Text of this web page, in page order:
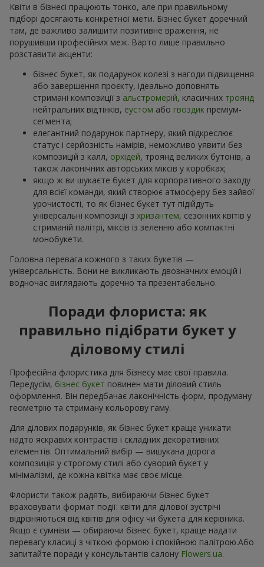
Квіти в бізнесі працюють тонко, але при правильному
підборі досягають конкретної мети. Бізнес букет доречний
там, де важливо залишити позитивне враження, не
порушивши професійних меж. Варто лише правильно
розставити акценти:
бізнес букет, як подарунок колезі з нагоди підвищення
або завершення проєкту, ідеально доповнять
стримані композиції з альстромерій, класичних троянд
нейтральних відтінків, еустом або гвоздик преміум-
сегмента;
елегантний подарунок партнеру, який підкреслює
статус і серйозність намірів, неможливо уявити без
композицій з калл, орхідей, троянд великих бутонів, а
також лаконічних авторських міксів у коробках;
якщо ж ви шукаєте букет для корпоративного заходу
для всієї команди, який створює атмосферу без зайвої
урочистості, то як бізнес букет тут підійдуть
універсальні композиції з хризантем, сезонних квітів у
стриманій палітрі, міксів із зеленню або компактні
монобукети.
Головна перевага кожного з таких букетів —
універсальність. Вони не викликають двозначних емоцій і
водночас виглядають доречно та презентабельно.
Поради флориста: як
правильно підібрати букет у
діловому стилі
Професійна флористика для бізнесу має свої правила.
Передусім, бізнес букет повинен мати діловий стиль
оформлення. Він передбачає лаконічність форм, продуману
геометрію та стриману кольорову гаму.
Для ділових подарунків, як бізнес букет краще уникати
надто яскравих контрастів і складних декоративних
елементів. Оптимальний вибір — вишукана дорога
композиція у строгому стилі або суворий букет у
мінімалізмі, де кожна квітка має своє місце.
Флористи також радять, вибираючи бізнес букет
враховувати формат події: квіти для ділової зустрічі
відрізняються від квітів для офісу чи букета для керівника.
Якщо є сумніви — обираючи бізнес букет, краще надати
перевагу класиці з чіткою формою і спокійною палітрою.Або
запитайте поради у консультантів салону Flowers.ua.